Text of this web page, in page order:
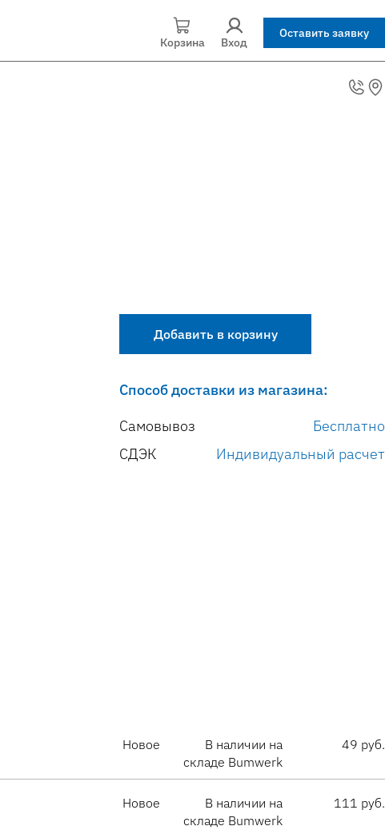
Корзина Вход
Оставить заявку
Добавить в корзину
Способ доставки из магазина:
Самовывоз
Бесплатно
СДЭК
Индивидуальный расчет
Новое
В наличии на
складе Bumwerk
49 руб.
Новое
В наличии на
складе Bumwerk
111 руб.